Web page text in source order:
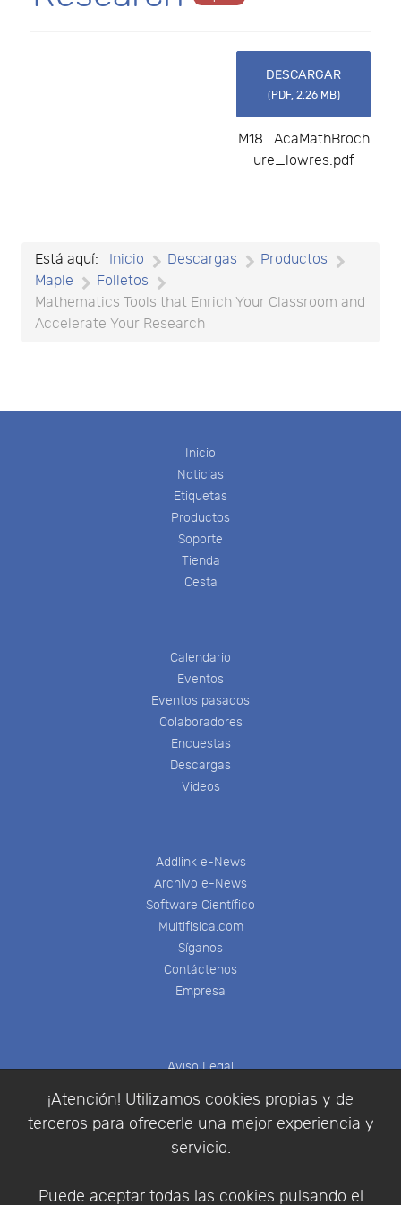
¡Atención! Utilizamos cookies propias y de
terceros para ofrecerle una mejor experiencia y
servicio.
Puede aceptar todas las cookies pulsando el
DESCARGAR
(PDF, 2.26 MB)
M18_AcaMathBroch
ure_lowres.pdf
Está aquí: Inicio Descargas
Productos
Maple
Folletos
Mathematics Tools that Enrich Your Classroom and
Accelerate Your Research
Inicio
Noticias
Etiquetas
Productos
Soporte
Tienda
Cesta
Calendario
Eventos
Eventos pasados
Colaboradores
Encuestas
Descargas
Videos
Addlink e-News
Archivo e-News
Software Científico
Multifisica.com
Síganos
Contáctenos
Empresa
Aviso Legal
Política de Privacidad
Condiciones de compra
Identificarse